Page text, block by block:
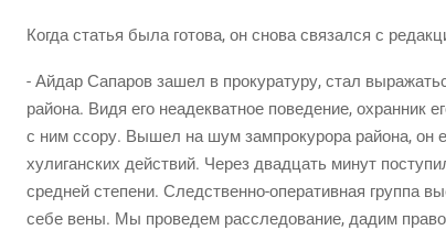
Когда ста­тья была гото­ва, он сно­ва свя­зал­ся с
- Айдар Сапа­ров зашел в про­ку­ра­ту­ру, стал
рай­о­на. Видя его неадек­ват­ное пове­де­ние, охран­ник
с ним ссо­ру. Вышел на шум зам­про­ку­ро­ра рай­о­на, он
хули­ган­ских дей­ствий. Через два­дцать минут
сред­ней сте­пе­ни. След­ствен­но-опе­ра­тив­ная груп­па
себе вены. Мы про­ве­дем рас­сле­до­ва­ние, дадим